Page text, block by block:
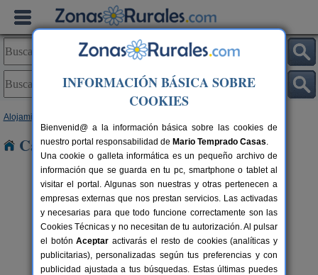
Alojamientos
Casas Rurales cerca de Gares
15 pers.
desde30 €
Casa Rural Haitzetxea
Azpilkueta (Navarra)
INFORMACIÓN BÁSICA SOBRE
COOKIES
Bienvenid@ a la información básica sobre las cookies de
nuestro portal responsabilidad de Mario Temprado Casas.
Una cookie o galleta informática es un pequeño archivo de
información que se guarda en tu pc, smartphone o tablet al
visitar el portal. Algunas son nuestras y otras pertenecen a
empresas externas que nos prestan servicios. Las activadas
y necesarias para que todo funcione correctamente son las
Cookies Técnicas y no necesitan de tu autorización. Al pulsar
el botónAceptar activarás el resto de cookies (analíticas y
publicitarias), personalizadas según tus preferencias y con
publicidad ajustada a tus búsquedas. Estas últimas puedes